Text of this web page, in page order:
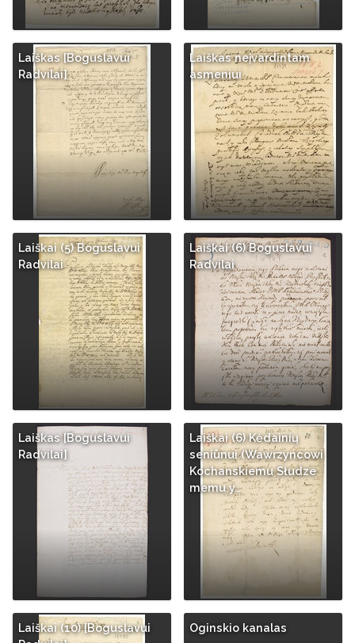
Laiškas [Boguslavui
Radvilai]
Laiškas neįvardintam
asmeniui
Laiškai (5) Boguslavui
Radvilai
Laiškai (6) Boguslavui
Radvilai
Laiškas [Boguslavui
Radvilai]
Laiškai (6) Kėdainių
seniūnui (Wawrzyncowi
Kochanskiemu Słudze
memu y…
Laiškai (10) [Boguslavui
Oginskio kanalas